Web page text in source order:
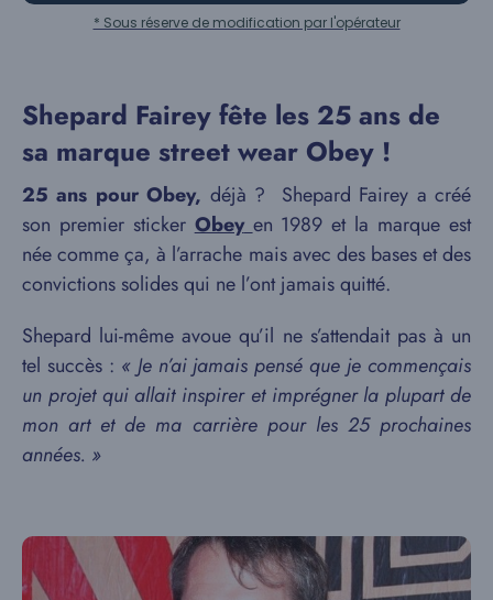
* Sous réserve de modification par l'opérateur
Shepard Fairey fête les 25 ans de
sa marque street wear Obey !
25 ans pour Obey, déjà ? Shepard Fairey a créé
son premier sticker Obey en 1989 et la marque est
née comme ça, à l’arrache mais avec des bases et des
convictions solides qui ne l’ont jamais quitté.
Shepard lui-même avoue qu’il ne s’attendait pas à un
tel succès : « Je n’ai jamais pensé que je commençais
un projet qui allait inspirer et imprégner la plupart de
mon art et de ma carrière pour les 25 prochaines
années. »